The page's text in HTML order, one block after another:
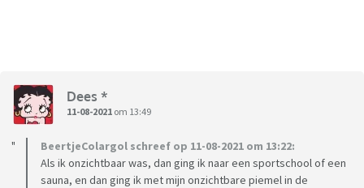
Dees *
11-08-2021 om 13:49
BeertjeColargol schreef op 11-08-2021 om 13:22:
Als ik onzichtbaar was, dan ging ik naar een sportschool of een
sauna, en dan ging ik met mijn onzichtbare piemel in de